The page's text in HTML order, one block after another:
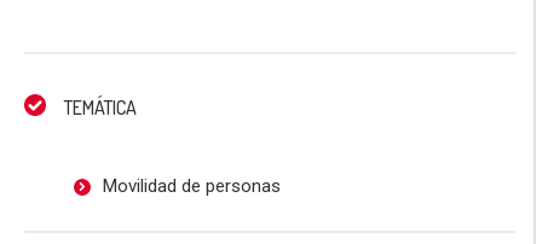
TEMÁTICA
Movilidad de personas